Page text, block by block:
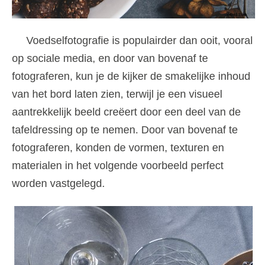
Voedselfotografie is populairder dan ooit, vooral
op sociale media, en door van bovenaf te
fotograferen, kun je de kijker de smakelijke inhoud
van het bord laten zien, terwijl je een visueel
aantrekkelijk beeld creëert door een deel van de
tafeldressing op te nemen. Door van bovenaf te
fotograferen, konden de vormen, texturen en
materialen in het volgende voorbeeld perfect
worden vastgelegd.